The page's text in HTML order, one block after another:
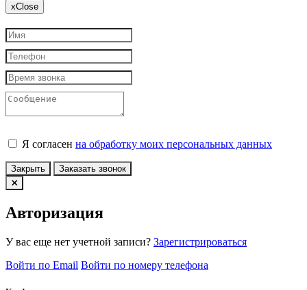
xClose
Я согласен на обработку моих персональных данных
Закрыть Заказать звонок
Авторизация
У вас еще нет учетной записи? Зарегистрироваться
Войти по Email Войти по номеру телефона